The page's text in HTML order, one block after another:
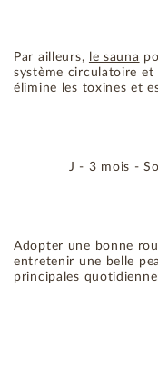
Par ailleurs, le sauna
système circulatoire et
élimine les toxines et
J - 3 mois -
Adopter une bonne
entretenir une belle
principales